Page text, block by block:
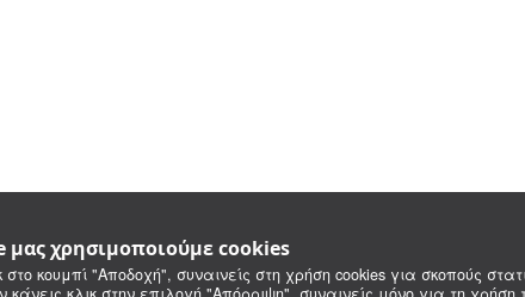
μας χρησιμοποιούμε cookies
κουμπί "Αποδοχή", συναινείς στη χρήση cookies για σκοπούς